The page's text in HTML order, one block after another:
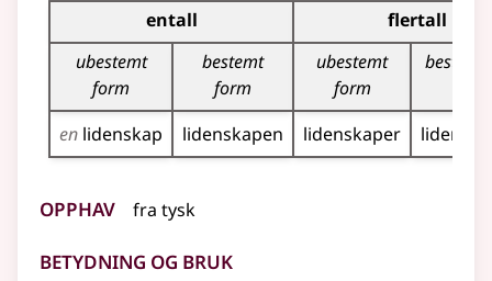
Bøyingstabell for dette substantivet
entall
flertall
ubestemt
form
bestemt
form
ubestemt
form
en lidenskap lidenskapen lidenskaper
Opphav fra tysk
Betydning og bruk